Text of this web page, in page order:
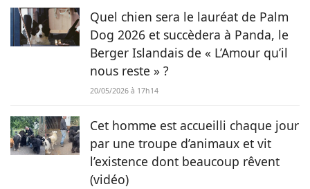
Quel chien sera le lauréat de Palm
Dog 2026 et succèdera à Panda, le
Berger Islandais de « L’Amour qu’il
nous reste » ?
20/05/2026 à 17h14
Cet homme est accueilli chaque jour
par une troupe d’animaux et vit
l’existence dont beaucoup rêvent
(vidéo)